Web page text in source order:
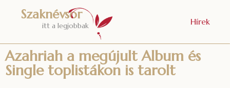
Szaknévsor
itt a legjobbak Hírek
Azahriah a megújult Album és
Single toplistákon is tarolt